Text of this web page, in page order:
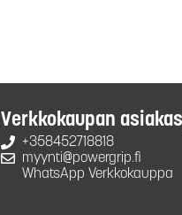
Verkkokaupan
+358452718818
myynti@powergrip.fi
WhatsApp Verkkokauppa